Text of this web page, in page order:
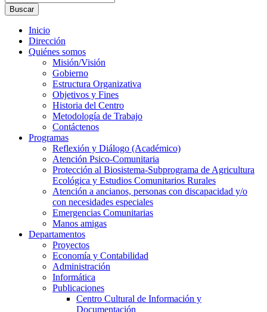
Buscar
Inicio
Dirección
Quiénes somos
Misión/Visión
Gobierno
Estructura Organizativa
Objetivos y Fines
Historia del Centro
Metodología de Trabajo
Contáctenos
Programas
Reflexión y Diálogo (Académico)
Atención Psico-Comunitaria
Protección al Biosistema-Subprograma de Agricultura
Ecológica y Estudios Comunitarios Rurales
Atención a ancianos, personas con discapacidad y/o
con necesidades especiales
Emergencias Comunitarias
Manos amigas
Departamentos
Proyectos
Economía y Contabilidad
Administración
Informática
Publicaciones
Centro Cultural de Información y
Documentación